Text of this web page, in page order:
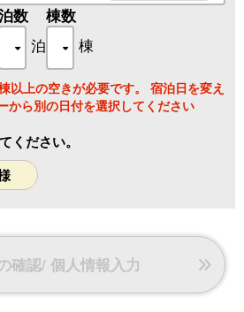
数
泊
棟数
棟
以上の空きが必要です。 宿泊日を変え
から別の日付を選択してください
ください。
確認/ 個人情報入力